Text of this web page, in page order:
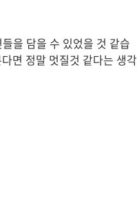
을 담을 수 있었을 것 같습
면 정말 멋질것 같다는 생각